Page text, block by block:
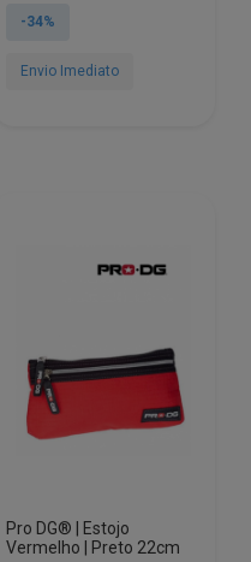
original
€13.80.
atual
€9.09.
-34%
Envio Imediato
Pro DG® | Estojo
Vermelho | Preto 22cm